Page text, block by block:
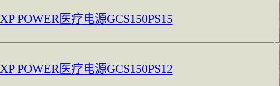
XP POWER医疗电源GCS150PS15
XP POWER医疗电源GCS150PS12